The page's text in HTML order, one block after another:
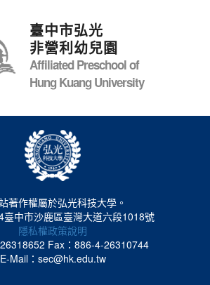
臺中市弘光
非營利幼兒園
Affiliated Preschool of
Hung Kuang University
著作權屬於弘光科技大學。
臺中市沙鹿區臺灣大道六段1018號
隱私權政策說明
Fax：886-4-26310744
E-Mail：sec@hk.edu.tw